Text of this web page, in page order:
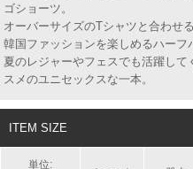
ゴショーツ。
オーバーサイズのTシャツと合わせ
韓国ファッションを楽しめるハーフ
夏のレジャーやフェスでも活躍し
スメのユニセックスな一本。
ITEM SIZE
単位: